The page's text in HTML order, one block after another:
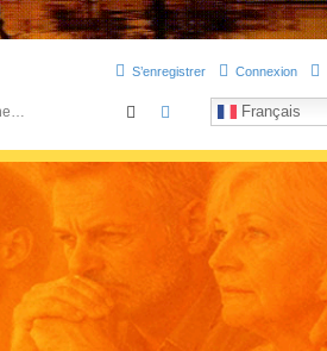
Connexion
S’enregistrer
Français
RechercherRecherche avancée